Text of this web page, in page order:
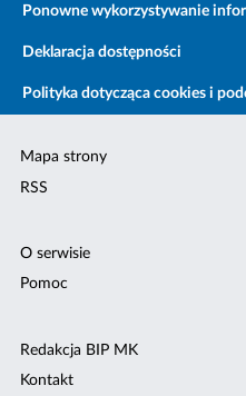
Ponowne wykorzystywanie
Deklaracja dostępności
Polityka dotycząca cookies i
Mapa strony
RSS
O serwisie
Pomoc
Redakcja BIP MK
Kontakt